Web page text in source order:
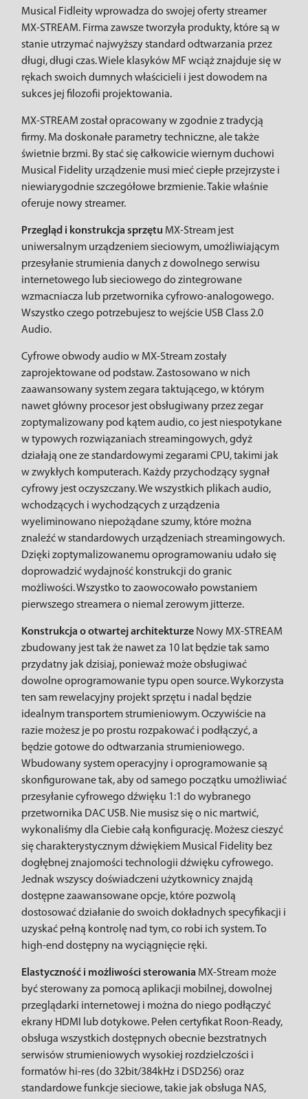
Musical Fidleity wprowadza do swojej oferty streamer
MX-STREAM. Firma zawsze tworzyła produkty, które są w
stanie utrzymać najwyższy standard odtwarzania przez
długi, długi czas. Wiele klasyków MF wciąż znajduje się w
rękach swoich dumnych właścicieli i jest dowodem na
sukces jej filozofii projektowania.
MX-STREAM został opracowany w zgodnie z tradycją
firmy. Ma doskonałe parametry techniczne, ale także
świetnie brzmi. By stać się całkowicie wiernym duchowi
Musical Fidelity urządzenie musi mieć ciepłe przejrzyste i
niewiarygodnie szczegółowe brzmienie. Takie właśnie
oferuje nowy streamer.
Przegląd i konstrukcja sprzętu MX-Stream jest
uniwersalnym urządzeniem sieciowym, umożliwiającym
przesyłanie strumienia danych z dowolnego serwisu
internetowego lub sieciowego do zintegrowane
wzmacniacza lub przetwornika cyfrowo-analogowego.
Wszystko czego potrzebujesz to wejście USB Class 2.0
Audio.
Cyfrowe obwody audio w MX-Stream zostały
zaprojektowane od podstaw. Zastosowano w nich
zaawansowany system zegara taktującego, w którym
nawet główny procesor jest obsługiwany przez zegar
zoptymalizowany pod kątem audio, co jest niespotykane
w typowych rozwiązaniach streamingowych, gdyż
działają one ze standardowymi zegarami CPU, takimi jak
w zwykłych komputerach. Każdy przychodzący sygnał
cyfrowy jest oczyszczany. We wszystkich plikach audio,
wchodzących i wychodzących z urządzenia
wyeliminowano niepożądane szumy, które można
znaleźć w standardowych urządzeniach streamingowych.
Dzięki zoptymalizowanemu oprogramowaniu udało się
doprowadzić wydajność konstrukcji do granic
możliwości. Wszystko to zaowocowało powstaniem
pierwszego streamera o niemal zerowym jitterze.
Konstrukcja o otwartej architekturze Nowy MX-STREAM
zbudowany jest tak że nawet za 10 lat będzie tak samo
przydatny jak dzisiaj, ponieważ może obsługiwać
dowolne oprogramowanie typu open source. Wykorzysta
ten sam rewelacyjny projekt sprzętu i nadal będzie
idealnym transportem strumieniowym. Oczywiście na
razie możesz je po prostu rozpakować i podłączyć, a
będzie gotowe do odtwarzania strumieniowego.
Wbudowany system operacyjny i oprogramowanie są
skonfigurowane tak, aby od samego początku umożliwiać
przesyłanie cyfrowego dźwięku 1:1 do wybranego
przetwornika DAC USB. Nie musisz się o nic martwić,
wykonaliśmy dla Ciebie całą konfigurację. Możesz cieszyć
się charakterystycznym dźwiękiem Musical Fidelity bez
dogłębnej znajomości technologii dźwięku cyfrowego.
Jednak wszyscy doświadczeni użytkownicy znajdą
dostępne zaawansowane opcje, które pozwolą
dostosować działanie do swoich dokładnych specyfikacji i
uzyskać pełną kontrolę nad tym, co robi ich system. To
high-end dostępny na wyciągnięcie ręki.
Elastyczność i możliwości sterowania MX-Stream może
być sterowany za pomocą aplikacji mobilnej, dowolnej
przeglądarki internetowej i można do niego podłączyć
ekrany HDMI lub dotykowe. Pełen certyfikat Roon-Ready,
obsługa wszystkich dostępnych obecnie bezstratnych
serwisów strumieniowych wysokiej rozdzielczości i
formatów hi-res (do 32bit/384kHz i DSD256) oraz
standardowe funkcje sieciowe, takie jak obsługa NAS,